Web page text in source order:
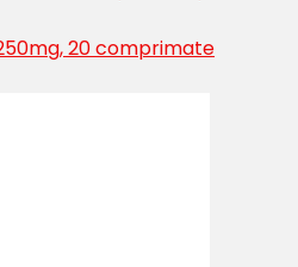
20 comprimate